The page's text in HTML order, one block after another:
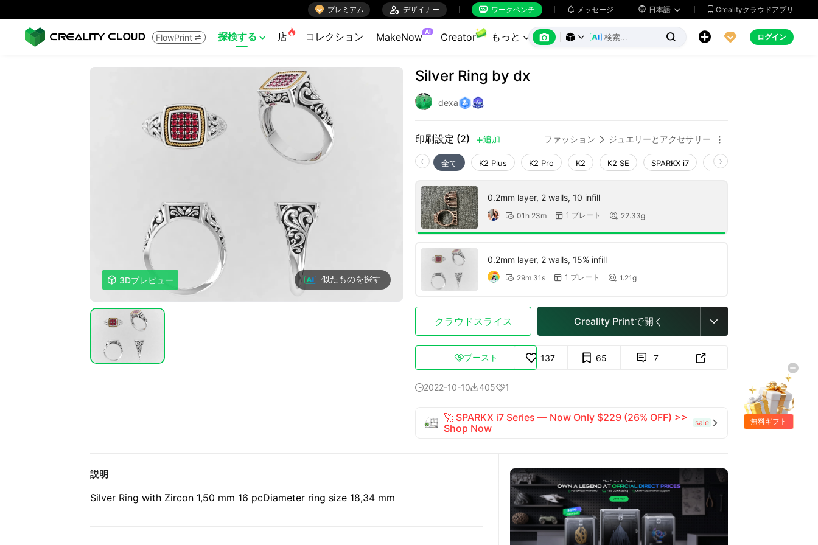
 プレミアム  デザイナー  ワークベンチ  メッセージ  日本語   Crealityクラウドアプリ
FlowPrint  探検する  店 コレクション MakeNow AI Creator もっと        ログイン
 3Dプレビュー 似たものを探す
Silver Ring by dx
dexa
印刷設定 (2) 追加 ファッション  ジュエリーとアクセサリー 
全て K2 Plus K2 Pro K2 K2 SE SPARKX i7 Creality Hi
0.2mm layer, 2 walls, 10 infill
 01h 23m  1 プレート  22.33g
0.2mm layer, 2 walls, 15% infill
 29m 31s  1 プレート  1.21g
クラウドスライス Creality Printで開く 
ブースト 137 65  7 
2022-10-104051
🚀 SPARKX i7 Series — Now Only $229 (26% OFF) >>
Shop Now
sale 
説明
Silver Ring with Zircon 1,50 mm 16 pcDiameter ring size 18,34 mm
無料ギフト